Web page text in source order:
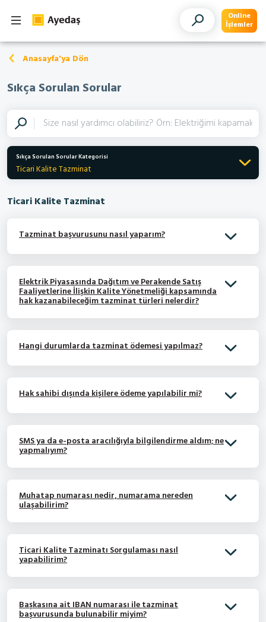
Online
İşlemler
Anasayfa'ya Dön
Sıkça Sorulan Sorular
Sıkça Sorulan Sorular Kategorisi
Ticari Kalite Tazminat
Ticari Kalite Tazminat
Tazminat başvurusunu nasıl yaparım?
Elektrik Piyasasında Dağıtım ve Perakende Satış
Faaliyetlerine İlişkin Kalite Yönetmeliği kapsamında
hak kazanabileceğim tazminat türleri nelerdir?
Hangi durumlarda tazminat ödemesi yapılmaz?
Hak sahibi dışında kişilere ödeme yapılabilir mi?
SMS ya da e-posta aracılığıyla bilgilendirme aldım; ne
yapmalıyım?
Muhatap numarası nedir, numarama nereden
ulaşabilirim?
Ticari Kalite Tazminatı Sorgulaması nasıl
yapabilirim?
Başkasına ait IBAN numarası ile tazminat
başvurusunda bulunabilir miyim?